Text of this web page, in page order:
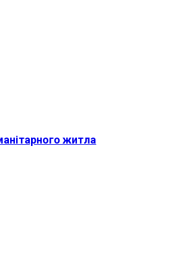
житла